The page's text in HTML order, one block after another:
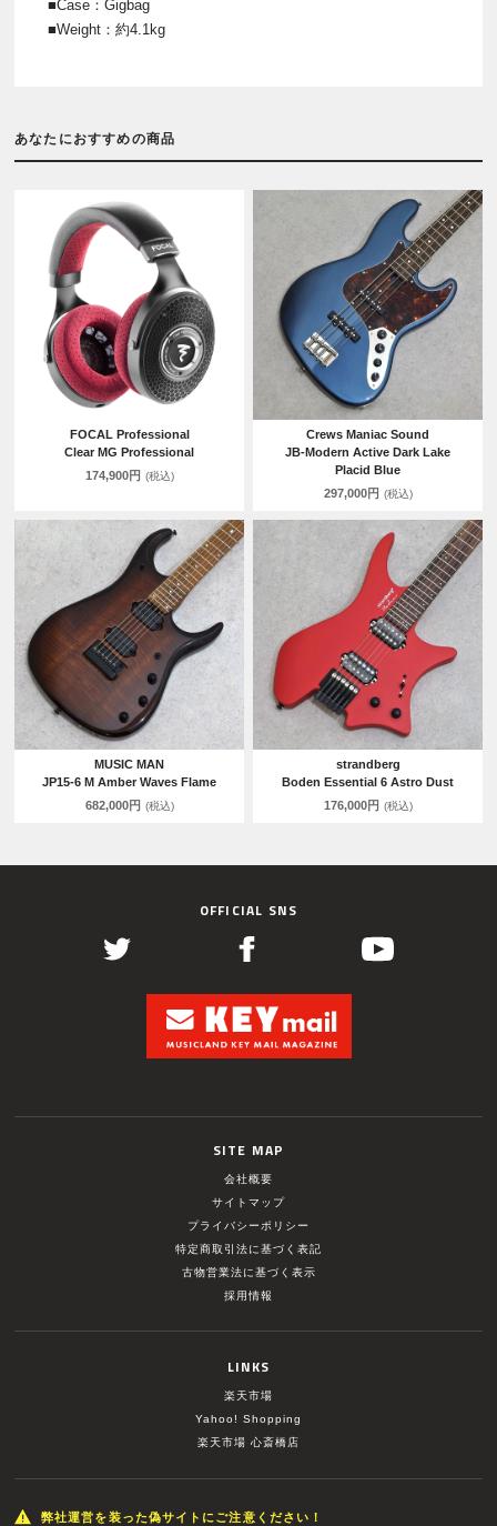
■Case：Gigbag
■Weight：約4.1kg
あなたにおすすめの商品
FOCAL Professional
Clear MG Professional
174,900円 (税込)
Crews Maniac Sound
JB-Modern Active Dark Lake
Placid Blue
297,000円 (税込)
MUSIC MAN
JP15-6 M Amber Waves Flame
682,000円 (税込)
strandberg
Boden Essential 6 Astro Dust
176,000円 (税込)
OFFICIAL SNS
SITE MAP
会社概要
サイトマップ
プライバシーポリシー
特定商取引法に基づく表記
古物営業法に基づく表示
採用情報
LINKS
楽天市場
Yahoo! Shopping
楽天市場 心斎橋店
弊社運営を装った偽サイトにご注意ください！